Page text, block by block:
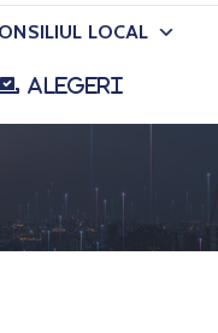
LOCAL
ALEGERI